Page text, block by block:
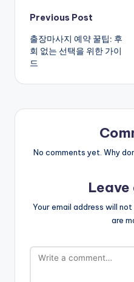
Post
navigation
Previous Post
출장마사지 예약 꿀팁: 후
회 없는 선택을 위한 가이
드
No comments yet. Why
Leave
Your email address will not
are